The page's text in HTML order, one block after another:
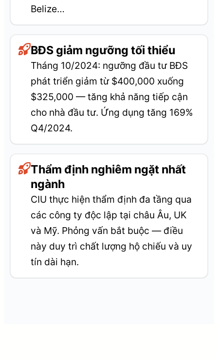
Belize…
BĐS giảm ngưỡng tối thiểu
Tháng 10/2024: ngưỡng đầu tư BĐS
phát triển giảm từ $400,000 xuống
$325,000 — tăng khả năng tiếp cận
cho nhà đầu tư. Ứng dụng tăng 169%
Q4/2024.
Thẩm định nghiêm ngặt nhất
ngành
CIU thực hiện thẩm định đa tầng qua
các công ty độc lập tại châu Âu, UK
và Mỹ. Phỏng vấn bắt buộc — điều
này duy trì chất lượng hộ chiếu và uy
tín dài hạn.